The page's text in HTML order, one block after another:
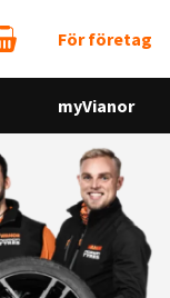
För företag
myVianor